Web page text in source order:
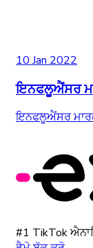
10 Jan 2022
ਇਨਫਲੂਐਂਸਰ
ਇਨਫਲੂਐਂਸਰ
#1 TikTok